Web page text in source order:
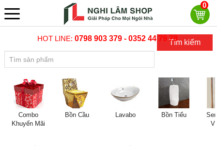
0
HOT LINE:0798 903 379 - 0352 44 79 78Tìm kiếm
Combo
Khuyến Mãi
Bồn Cầu Lavabo Bồn Tiểu